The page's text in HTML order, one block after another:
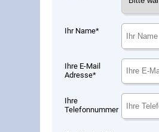
Ihr Name*
Ihre E-Mail
Adresse*
Ihre
Telefonnummer